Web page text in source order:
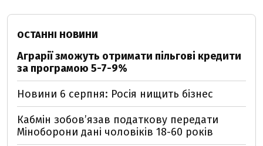
ОСТАННІ НОВИНИ
Аграрії зможуть отримати пільгові кредити
за програмою 5-7-9%
Новини 6 серпня: Росія нищить бізнес
Кабмін зобовʼязав податкову передати
Міноборони дані чоловіків 18-60 років